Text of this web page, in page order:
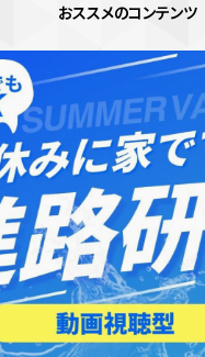
おススメのコンテンツ